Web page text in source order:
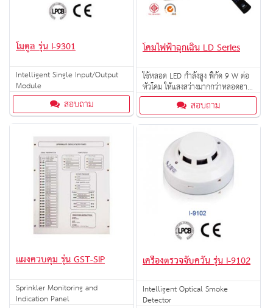
โมดูล รุ่น I-9301
Intelligent Single Input/Output
Module
สอบถาม
โคมไฟฟ้าฉุกเฉิน LD Series
ใช้หลอด LED กำลังสูง พิกัด 9 W ต่อ
หัวโคม ให้แสงสว่างมากกว่าหลอดฮา
โลเจนขนาด 35 Wสอบถาม
แผงควบคุม รุ่น GST-SIP
Sprinkler Monitoring and
Indication Panel
เครื่องตรวจจับควัน รุ่น I-9102
Intelligent Optical Smoke
Detector